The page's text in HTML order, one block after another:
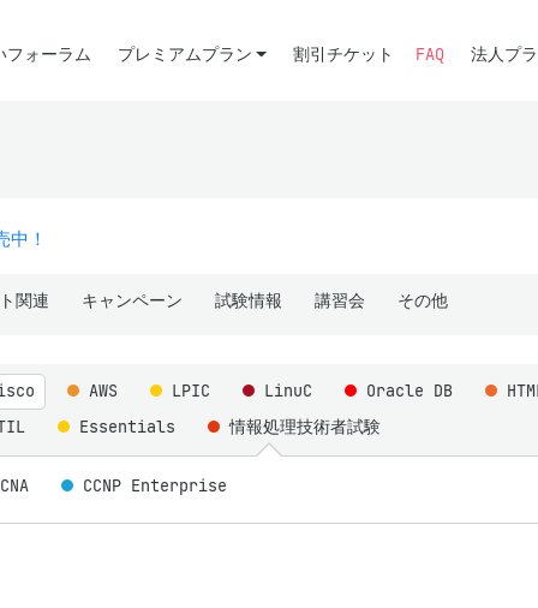
フォーラム プレミアムプラン 割引チケット FAQ 法人プ
！
関連 キャンペーン 試験情報 講習会 その他
AWS LPIC LinuC Oracle DB
Essentials 情報処理技術者試験
CCNP Enterprise